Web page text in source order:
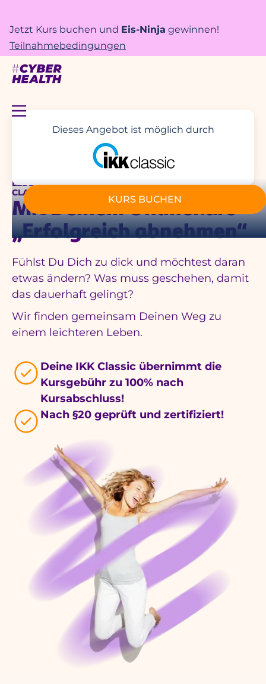
Jetzt Kurs buchen und Eis-Ninja gewinnen!
Teilnahmebedingungen
Dieses Angebot ist möglich durch
LEBE LEICHTER! – UNTERSTÜTZT DURCH DEINE IKK
CLASSIC
Mit Deinem Onlinekurs
„Erfolgreich abnehmen“
Fühlst Du Dich zu dick und möchtest daran
etwas ändern? Was muss geschehen, damit
das dauerhaft gelingt?
Wir finden gemeinsam Deinen Weg zu
einem leichteren Leben.
Deine IKK Classic übernimmt die
Kursgebühr zu 100% nach
Kursabschluss!
Nach §20 geprüft und zertifiziert!
KURS BUCHEN